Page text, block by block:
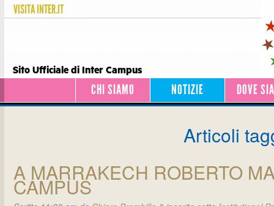
VISITAINTER.IT
Sito Ufficiale di Inter Campus
CHI SIAMO NOTIZIE DOVE
Articoli
A MARRAKECH ROBERTO
CAMPUS